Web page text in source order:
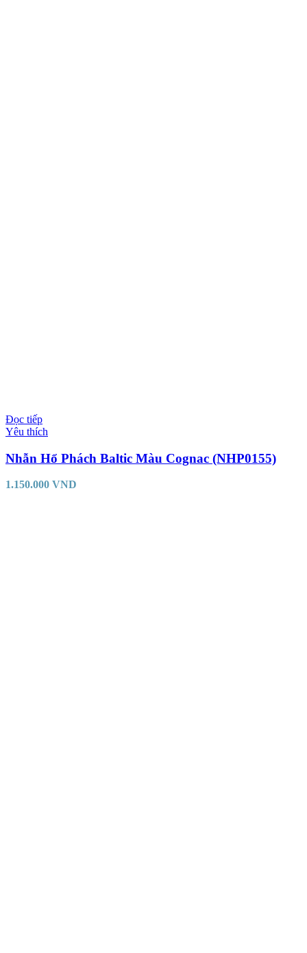
Đọc tiếp
Yêu thích
Nhẫn Hổ Phách Baltic Màu Cognac (NHP0155)
1.150.000 VND